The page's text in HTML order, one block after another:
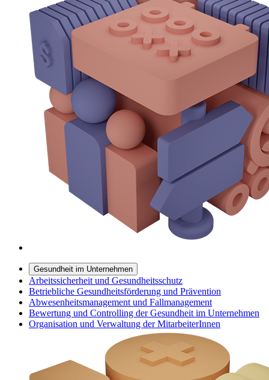
Gesundheit im Unternehmen
Arbeitssicherheit und Gesundheitsschutz
Betriebliche Gesundheitsförderung und Prävention
Abwesenheitsmanagement und Fallmanagement
Bewertung und Controlling der Gesundheit im Unternehmen
Organisation und Verwaltung der MitarbeiterInnen